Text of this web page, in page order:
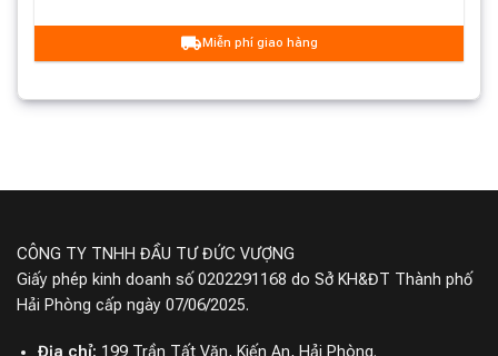
Hình ảnh chỉ mang tính chất minh họa
Miễn phí giao hàng
CÔNG TY TNHH ĐẦU TƯ ĐỨC VƯỢNG
Giấy phép kinh doanh số 0202291168 do Sở KH&ĐT Thành phố
Hải Phòng cấp ngày 07/06/2025.
Địa chỉ: 199 Trần Tất Văn, Kiến An, Hải Phòng.